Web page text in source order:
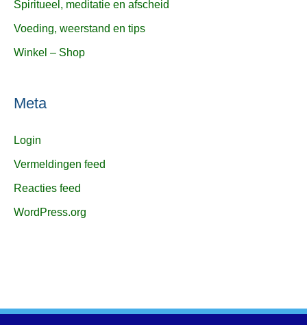
Spiritueel, meditatie en afscheid
Voeding, weerstand en tips
Winkel – Shop
Meta
Login
Vermeldingen feed
Reacties feed
WordPress.org